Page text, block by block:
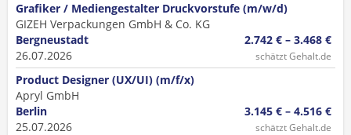
Grafiker / Mediengestalter Druckvorstufe (m/w/d)
GIZEH Verpackungen GmbH & Co. KG
Bergneustadt
26.07.2026
2.742 € – 3.468 €
schätzt Gehalt.de
Product Designer (UX/UI) (m/f/x)
Apryl GmbH
Berlin
25.07.2026
3.145 € – 4.516 €
schätzt Gehalt.de